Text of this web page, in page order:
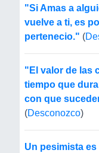
"Si Amas a
vuelve a ti, es
pertenecio." (
"El valor de las
tiempo que
con que
(Desconozco)
Un pesimista